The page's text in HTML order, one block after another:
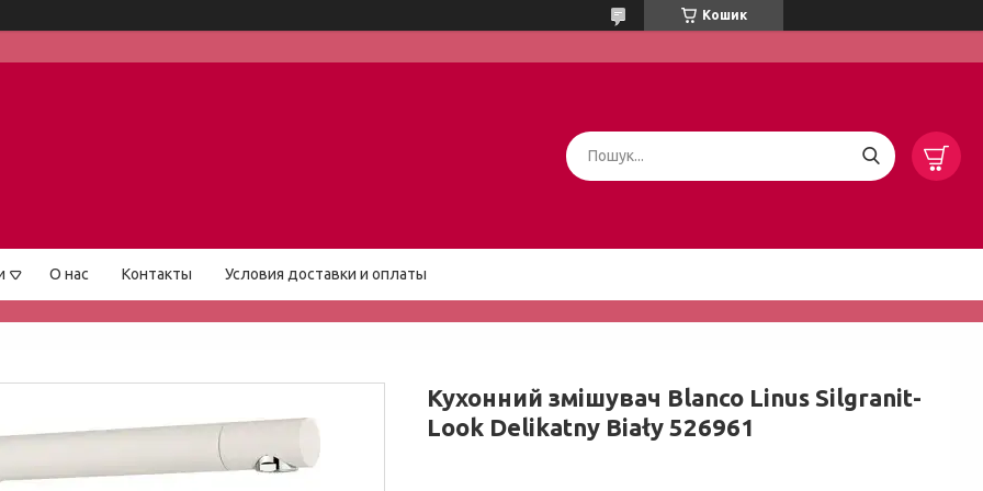
Кошик
О нас Контакты Условия доставки и оплаты
Кухонний змішувач Blanco Linus Silgranit-
Look Delikatny Biały 526961